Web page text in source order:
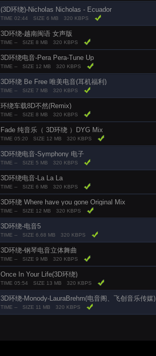
(3D环绕)-Nicholas Nicholas - Ecuador
TIME 02:44 SIZE 6 MB 320 KBPS
3D环绕-越南闽语 女声版
TIME -- SIZE 8 MB 320 KBPS
3D环绕电音-Pera Pera-Tune Up
TIME -- SIZE 12 MB 320 KBPS
3D环绕 Be Free 唯美电音(耳机福利)
TIME -- SIZE 7 MB 320 KBPS
环绕车载8D不然(Remix)
TIME -- SIZE 8 MB 320 KBPS
Fade 纯音乐（ 3D环绕 ）DYG Mix
TIME 05:20 SIZE 12 MB 320 KBPS
3D环绕电音-Symphony 电子
TIME -- SIZE 5 MB 320 KBPS
3D环绕电音-La La La
TIME -- SIZE 6 MB 320 KBPS
3D环绕 Where have you gone Original Mix
TIME -- SIZE 12 MB 320 KBPS
3D环绕-电音5
TIME -- SIZE 6.68 MB 320 KBPS
3D环绕-钢琴电音立体舞曲
TIME -- SIZE 9 MB 320 KBPS
Once In Your Life(3D环绕)
TIME 05:54 SIZE 13 MB 320 KBPS
3D环绕-Monody-LauraBrehm(电音阁、飞创音乐传媒)
TIME -- SIZE 11 MB 320 KBPS